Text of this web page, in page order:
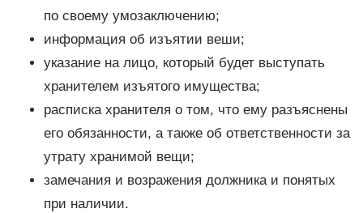
по своему умозаключению;
информация об изъятии веши;
указание на лицо, который будет выступать
хранителем изъятого имущества;
расписка хранителя о том, что ему разъяснены
его обязанности, а также об ответственности за
утрату хранимой вещи;
замечания и возражения должника и понятых
при наличии.